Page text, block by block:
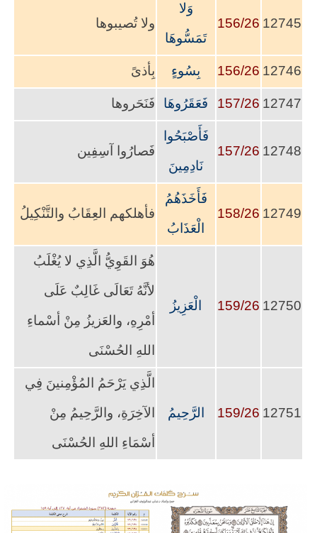
12745
156/26
وَلا
تَمَسُّوهَا
ولا تُصيبوها
12746
156/26 بِسُوءٍ بِأذىً
12747
157/26 فَعَقَرُوهَا فَنَحَروها
12748
157/26
فَأَصْبَحُوا
نَادِمِينَ
فَصارُوا آسِفِين
12749
158/26
فَأَخَذَهُمُ
الْعَذَابُ
فأهلكهم العِقَابُ والتَّنْكِيلُ
12750
159/26 الْعَزِيزُ
هُوَ القَوِيُّ الَّذِي لا يُغْلَبُ
لأنَّهُ تَعَالَى غَالِبٌ عَلَى
أمْرِهِ، والعَزيزُ مِنْ أسْماءِ
اللهِ الحُسْنَى
12751
159/26 الرَّحِيمُ
الَّذِي يَرْحَمُ المُؤْمِنينَ فِي
الآخِرَةِ، والرَّحِيمُ مِنْ
أسْمَاءِ اللهِ الحُسْنَى